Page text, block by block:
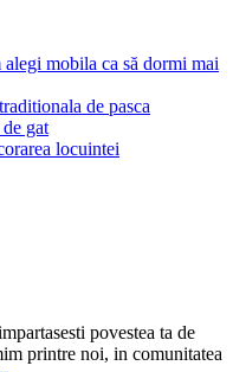
mobila ca să dormi mai
de pasca
gat
locuintei
povestea ta de
printre noi, in comunitatea